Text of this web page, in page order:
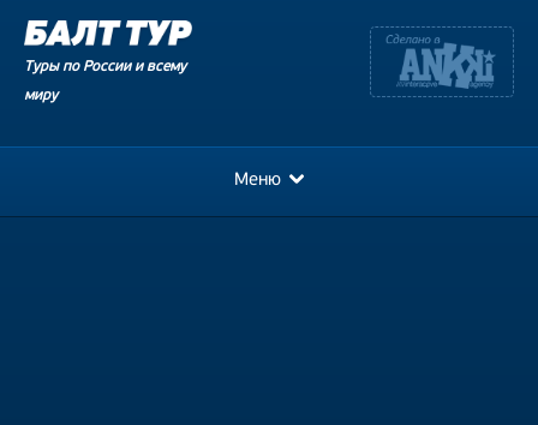
Туры по России и всему
миру
Меню